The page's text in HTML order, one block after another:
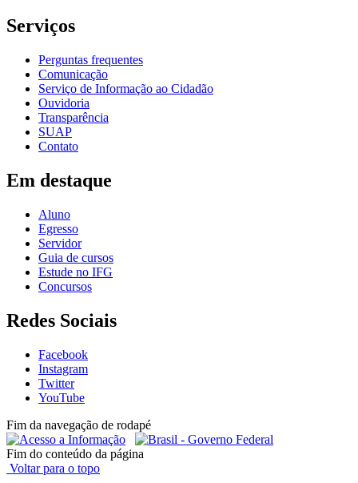
Serviços
Perguntas frequentes
Comunicação
Serviço de Informação ao Cidadão
Ouvidoria
Transparência
SUAP
Contato
Em destaque
Aluno
Egresso
Servidor
Guia de cursos
Estude no IFG
Concursos
Redes Sociais
Facebook
Instagram
Twitter
YouTube
Fim da navegação de rodapé
Fim do conteúdo da página
Voltar para o topo